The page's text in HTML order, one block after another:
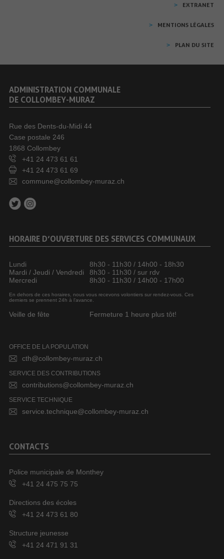
EXTRANET
MENTIONS LÉGALES
PLAN DU SITE
ADMINISTRATION COMMUNALE
DE COLLOMBEY-MURAZ
Rue des Dents-du-Midi 44
Case postale 246
1868 Collombey
+41 24 473 61 61
+41 24 473 61 69
commune@collombey-muraz.ch
HORAIRE D’OUVERTURE DES SERVICES COMMUNAUX
Lundi
8h30 - 11h30 / 14h00 - 18h30
Mardi / Jeudi / Vendredi
8h30 - 11h30 / sur rdv
Mercredi
8h30 - 11h30 / 14h00 - 17h00
En dehors de ces horaires, nous vous recevons volontiers sur rendez-vous. Ces
derniers se prennent 24h à l’avance.
Veille de fête Fermeture 1 heure plus tôt!
OFFICE DE LA POPULATION
cth@collombey-muraz.ch
SERVICE DES CONTRIBUTIONS
contributions@collombey-muraz.ch
SERVICE TECHNIQUE
service.technique@collombey-muraz.ch
CONTACTS
Police municipale de Monthey
+41 24 475 75 75
Directions des écoles
+41 24 473 61 80
Structure jeunesse
+41 24 471 91 31